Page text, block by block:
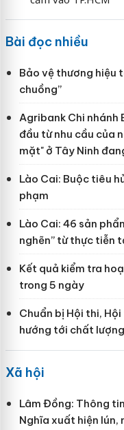
Bài đọc nhiều
Bảo vệ thương hiệu
chuồng”
Agribank Chi nhánh
đầu từ nhu cầu của
mặt" ở Tây Ninh
Lào Cai: Buộc tiêu
phạm
Lào Cai: 46 sản
nghẽn” từ thực tiễn
Kết quả kiểm tra
trong 5 ngày
Chuẩn bị Hội thi,
hướng tới chất
Xã hội
Lâm Đồng: Thông
Nghĩa xuất hiện lún,